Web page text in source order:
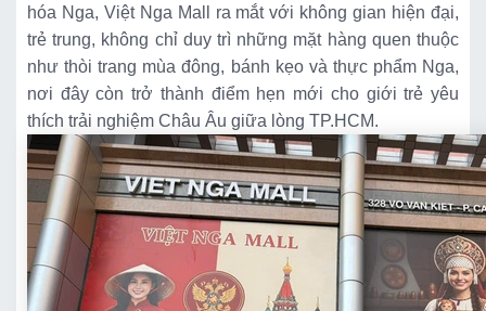
hóa Nga, Việt Nga Mall ra mắt với không gian hiện đại,
trẻ trung, không chỉ duy trì những mặt hàng quen thuộc
như thòi trang mùa đông, bánh kẹo và thực phẩm Nga,
nơi đây còn trở thành điểm hẹn mới cho giới trẻ yêu
thích trải nghiệm Châu Âu giữa lòng TP.HCM.